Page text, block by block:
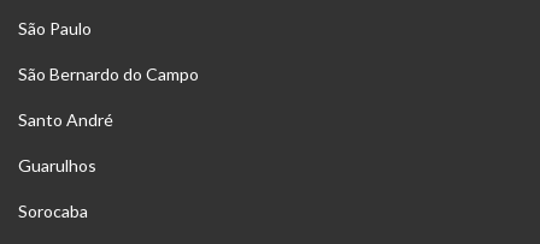
São Paulo
São Bernardo do Campo
Santo André
Guarulhos
Sorocaba